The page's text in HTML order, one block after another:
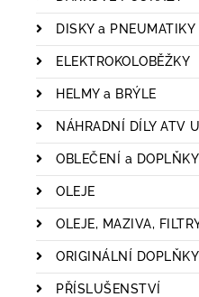
DISKY a PNEUMATIKY
ELEKTROKOLOBĚŽKY
HELMY a BRÝLE
NÁHRADNÍ DÍLY ATV
OBLEČENÍ a DOPLŇKY
OLEJE
OLEJE, MAZIVA,
ORIGINÁLNÍ DOPLŇKY
PŘÍSLUŠENSTVÍ